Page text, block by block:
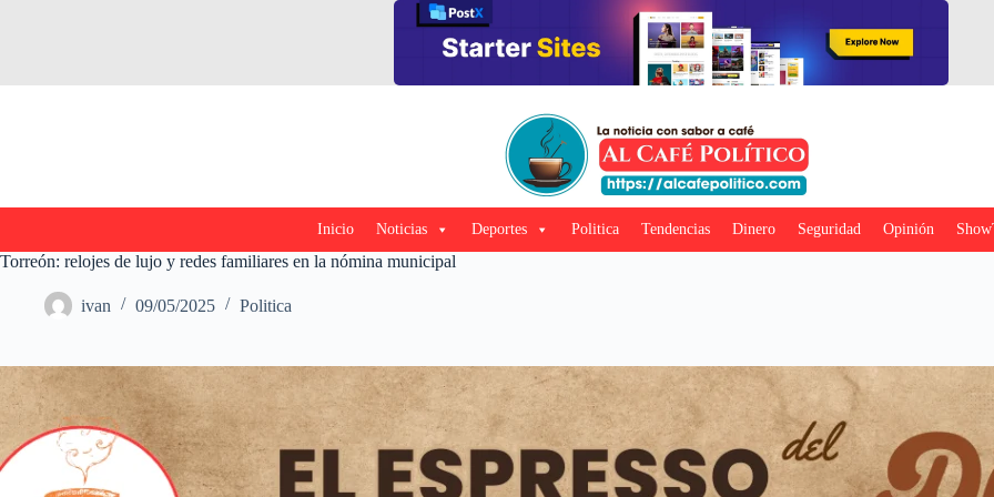
Inicio Noticias Deportes Politica Tendencias Dinero Seguridad Opinión
Torreón: relojes de lujo y redes familiares en la nómina municipal
ivan 09/05/2025 Politica